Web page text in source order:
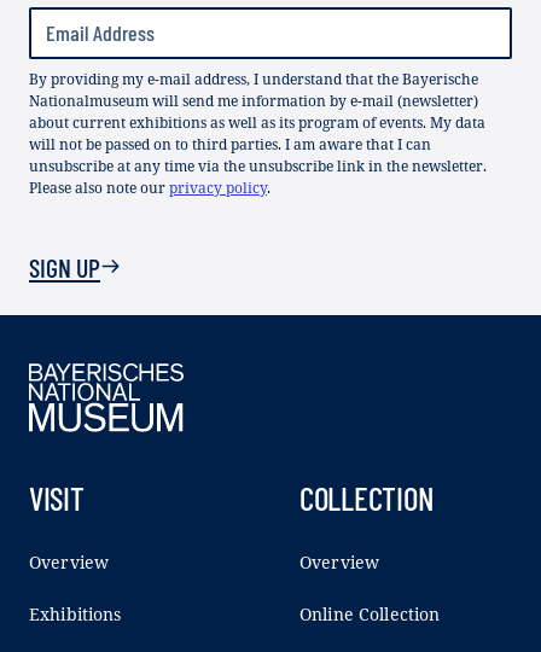
By providing my e-mail address, I understand that the Bayerische
Nationalmuseum will send me information by e-mail (newsletter)
about current exhibitions as well as its program of events. My data
will not be passed on to third parties. I am aware that I can
unsubscribe at any time via the unsubscribe link in the newsletter.
Please also note ourprivacy policy.
SIGN UP
VISIT
Overview
Exhibitions
COLLECTION
Overview
Online Collection